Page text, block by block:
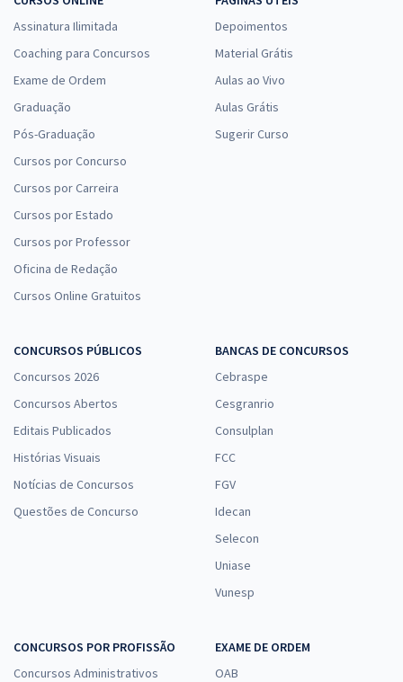
Assinatura Ilimitada
Coaching para Concursos
Exame de Ordem
Graduação
Pós-Graduação
Cursos por Concurso
Cursos por Carreira
Cursos por Estado
Cursos por Professor
Oficina de Redação
Cursos Online Gratuitos
Depoimentos
Material Grátis
Aulas ao Vivo
Aulas Grátis
Sugerir Curso
CONCURSOS PÚBLICOS
Concursos 2026
Concursos Abertos
Editais Publicados
Histórias Visuais
Notícias de Concursos
Questões de Concurso
BANCAS DE CONCURSOS
Cebraspe
Cesgranrio
Consulplan
FCC
FGV
Idecan
Selecon
Uniase
Vunesp
CONCURSOS POR PROFISSÃO
Concursos Administrativos
EXAME DE ORDEM
OAB